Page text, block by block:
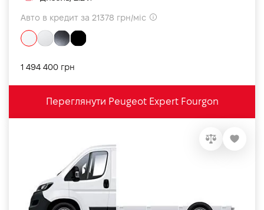
Авто в кредит за 21378 грн/міс
1 494 400 грн
Переглянути Peugeot Expert Fourgon